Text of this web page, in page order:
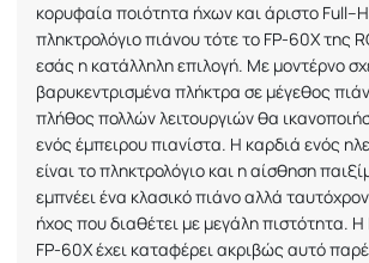
κορυφαία ποιότητα ήχων και άριστο Full–
πληκτρολόγιο πιάνου τότε το FP-60Xτης
εσάς η κατάλληλη επιλογή. Με μοντέρνο
βαρυκεντρισμένα πλήκτρα σε μέγεθος
πλήθος πολλών λειτουργιών θα
ενός έμπειρου πιανίστα. Η καρδιά ενός
είναι το πληκτρολόγιο και η αίσθηση
εμπνέει ένα κλασικό πιάνο αλλά
ήχος που διαθέτει με μεγάλη πιστότητα. Η
FP-60Xέχει καταφέρει ακριβώς αυτό